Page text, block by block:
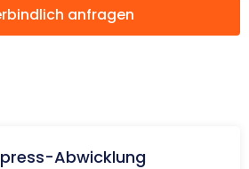
anfragen
Abwicklung